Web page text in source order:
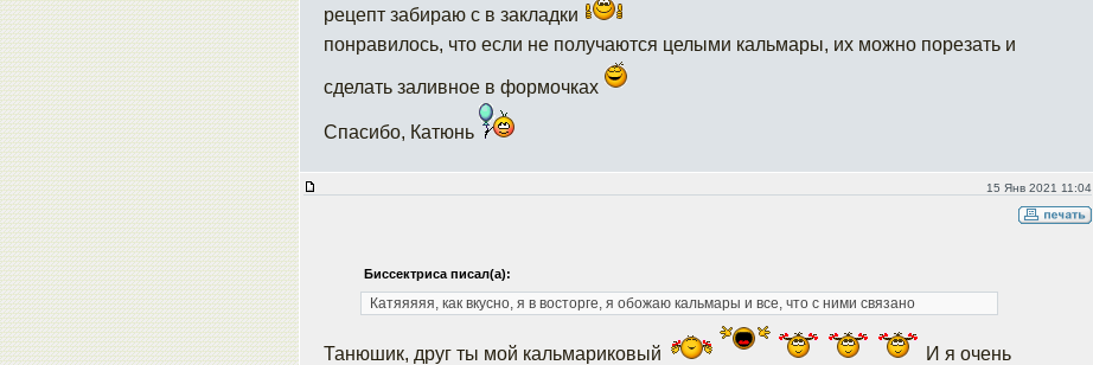
рецепт забираю с в закладки
понравилось, что если не получаются целыми кальмары, их можно порезать и
сделать заливное в формочках
Спасибо, Катюнь
15 Янв 2021 11:04
Биссектриса писал(а):
Катяяяяя, как вкусно, я в восторге, я обожаю кальмары и все, что с ними связано
Танюшик, друг ты мой кальмариковый
И я очень